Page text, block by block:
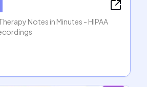
Notes in Minutes - HIPAA